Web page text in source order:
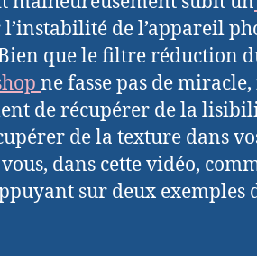
de l’appareil
que le filtre réduction
ne fasse pas de
de récupérer de la
de la texture dans
dans cette vidéo,
sur deux exemples